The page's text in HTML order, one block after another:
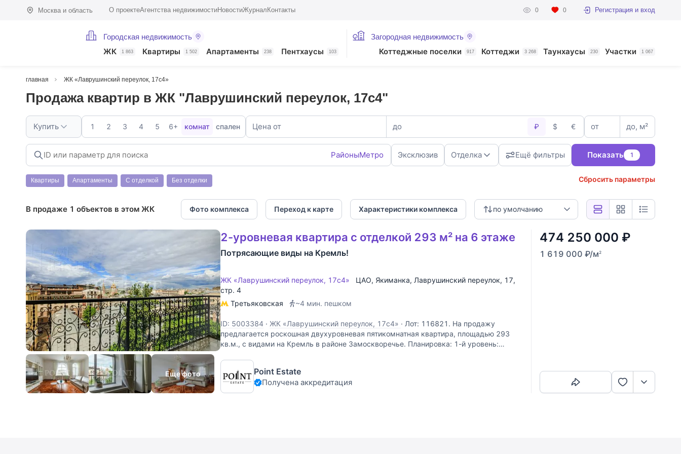
Москва и область О проектеАгентства недвижимостиНовостиЖурнал Контакты 0 0 Регистрация и вход
Городская недвижимость
ЖК 1 863 Квартиры 1 502 Апартаменты 238 Пентхаусы 103
Загородная недвижимость
Коттеджные поселки 917 Коттеджи 3 268 Таунхаусы 230 Участки 1 067
главная ЖК «Лаврушинский переулок, 17с4»
Продажа квартир в ЖК "Лаврушинский переулок, 17с4"
Купить 1 2 3 4 5 6+ комнат спален Цена от до ₽ $ € от до, м²
РайоныМетро Эксклюзив Отделка Ещё фильтры Показать 1
Квартиры Апартаменты С отделкой Без отделки Сбросить параметры
В продаже 1 объектов в этом ЖК по умолчанию
Фото комплекса Переход к карте Характеристики комплекса
Еще фото
2-уровневая квартира с отделкой 293 м² на 6 этаже
Потрясающие виды на Кремль!
ЖК «Лаврушинский переулок, 17с4» ЦАО, Якиманка, Лаврушинский переулок, 17,
стр. 4
Третьяковская
~4 мин. пешком
ID: 5003384 · ЖК «Лаврушинский переулок, 17с4» · Лот: 116821. На продажу
предлагается роскошная двухуровневая пятикомнатная квартира, площадью 293
кв.м., с видами на Кремль в районе Замоскворечье. Планировка: 1-й уровень:
Point Estate
Получена аккредитация
474 250 000 ₽
1 619 000 ₽/м2